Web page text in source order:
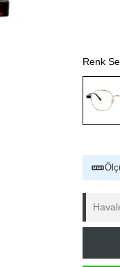
Renk